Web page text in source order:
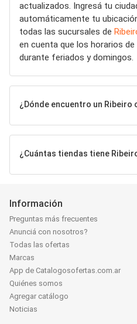
actualizados. Ingresá tu
automáticamente tu
todas las sucursales de
en cuenta que los horarios
durante feriados y domingos.
¿Dónde encuentro un Ribeiro
¿Cuántas tiendas tiene
Información
Preguntas más frecuentes
Anunciá con nosotros?
Todas las ofertas
Marcas
App de Catalogosofertas.com.ar
Quiénes somos
Agregar catálogo
Noticias